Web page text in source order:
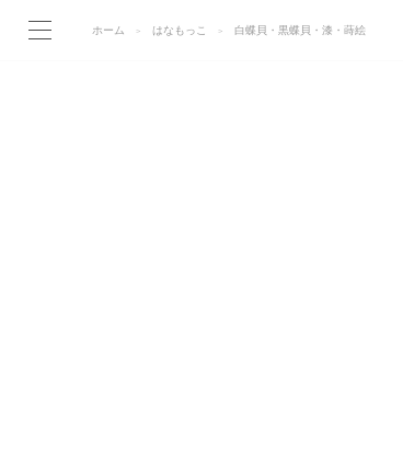
ホーム はなもっこ 白蝶貝・黒蝶貝・漆・蒔絵